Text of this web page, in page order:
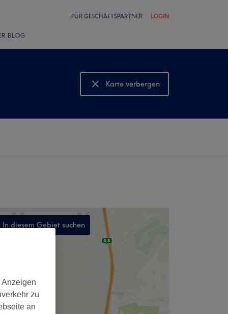
FÜR GESCHÄFTSPARTNER LOGIN
BLOG
Karte verbergen
Karte anzeigen
In diesem Gebiet suchen
zu
an